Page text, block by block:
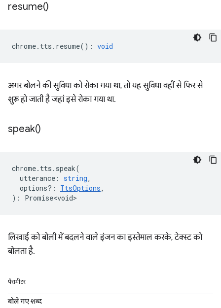
resume()
chrome. tts . resume() : void
अगर बोलने की सुविधा को रोका गया था, तो यह सुविधा वहीं से फिर से
शुरू हो जाती है जहां इसे रोका गया था.
speak()
chrome. tts . speak(
utterance : string,
options? : TtsOptions,
) : Promise<void>
लिखाई को बोली में बदलने वाले इंजन का इस्तेमाल करके, टेक्स्ट को
बोलता है.
पैरामीटर
बोले गए शब्द